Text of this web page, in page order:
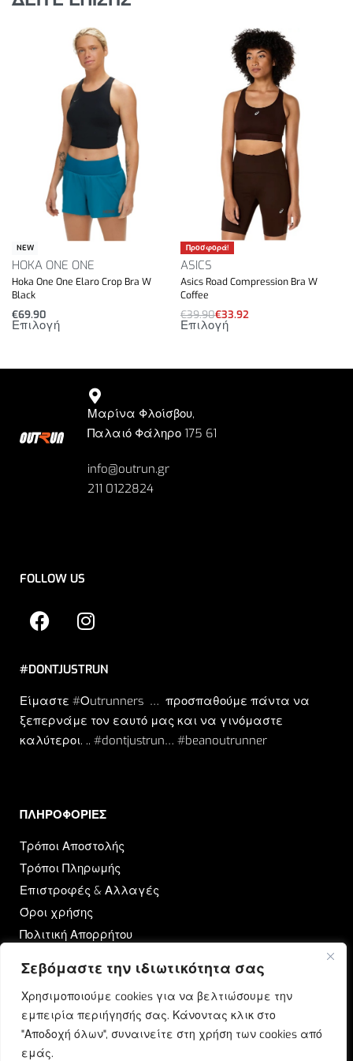
Σεβόμαστε την ιδιωτικότητα σας
Χρησιμοποιούμε cookies για να βελτιώσουμε την
εμπειρία περιήγησής σας. Κάνοντας κλικ στο
"Αποδοχή όλων", συναινείτε στη χρήση των cookies από
εμάς.
NEW
HOKA ONE ONE
Hoka One One Elaro Crop Bra W
Black
€69.90
Επιλογή
Προσφορά!
ASICS
Asics Road Compression Bra W
Coffee
€39.90€33.92
Επιλογή
Μαρίνα Φλοίσβου,
Παλαιό Φάληρο 175 61
info@outrun.gr
211 0122824
FOLLOW US
#DONTJUSTRUN
Είμαστε #Οutrunners … προσπαθούμε πάντα να
ξεπερνάμε τον εαυτό μας και να γινόμαστε
καλύτεροι. .. #dontjustrun… #beanoutrunner
ΠΛΗΡΟΦΟΡΙΕΣ​
Τρόποι Αποστολής
Τρόποι Πληρωμής
Επιστροφές & Αλλαγές
Όροι χρήσης
Πολιτική Απορρήτου
OUTRUN
Ποιοι Είμαστε
Επικοινωνία
Blog